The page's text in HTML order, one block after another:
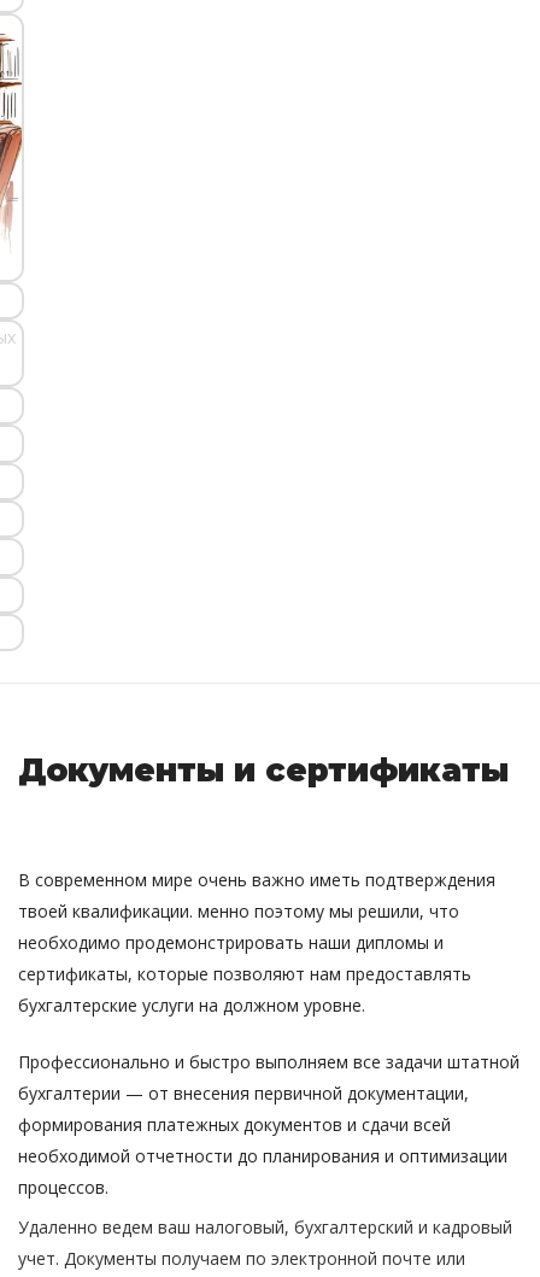
Документы и сертификаты
В современном мире очень важно иметь подтверждения
твоей квалификации. менно поэтому мы решили, что
необходимо продемонстрировать наши дипломы и
сертификаты, которые позволяют нам предоставлять
бухгалтерские услуги на должном уровне.
Профессионально и быстро выполняем все задачи штатной
бухгалтерии — от внесения первичной документации,
формирования платежных документов и сдачи всей
необходимой отчетности до планирования и оптимизации
процессов.
Удаленно ведем ваш налоговый, бухгалтерский и кадровый
учет. Документы получаем по электронной почте или